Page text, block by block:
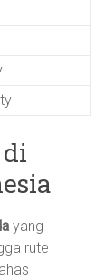
yang
rute